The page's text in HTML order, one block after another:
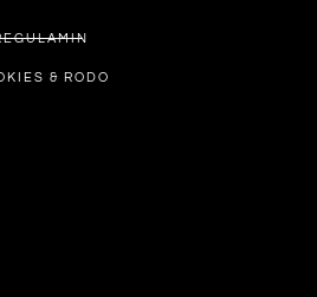
& RODO